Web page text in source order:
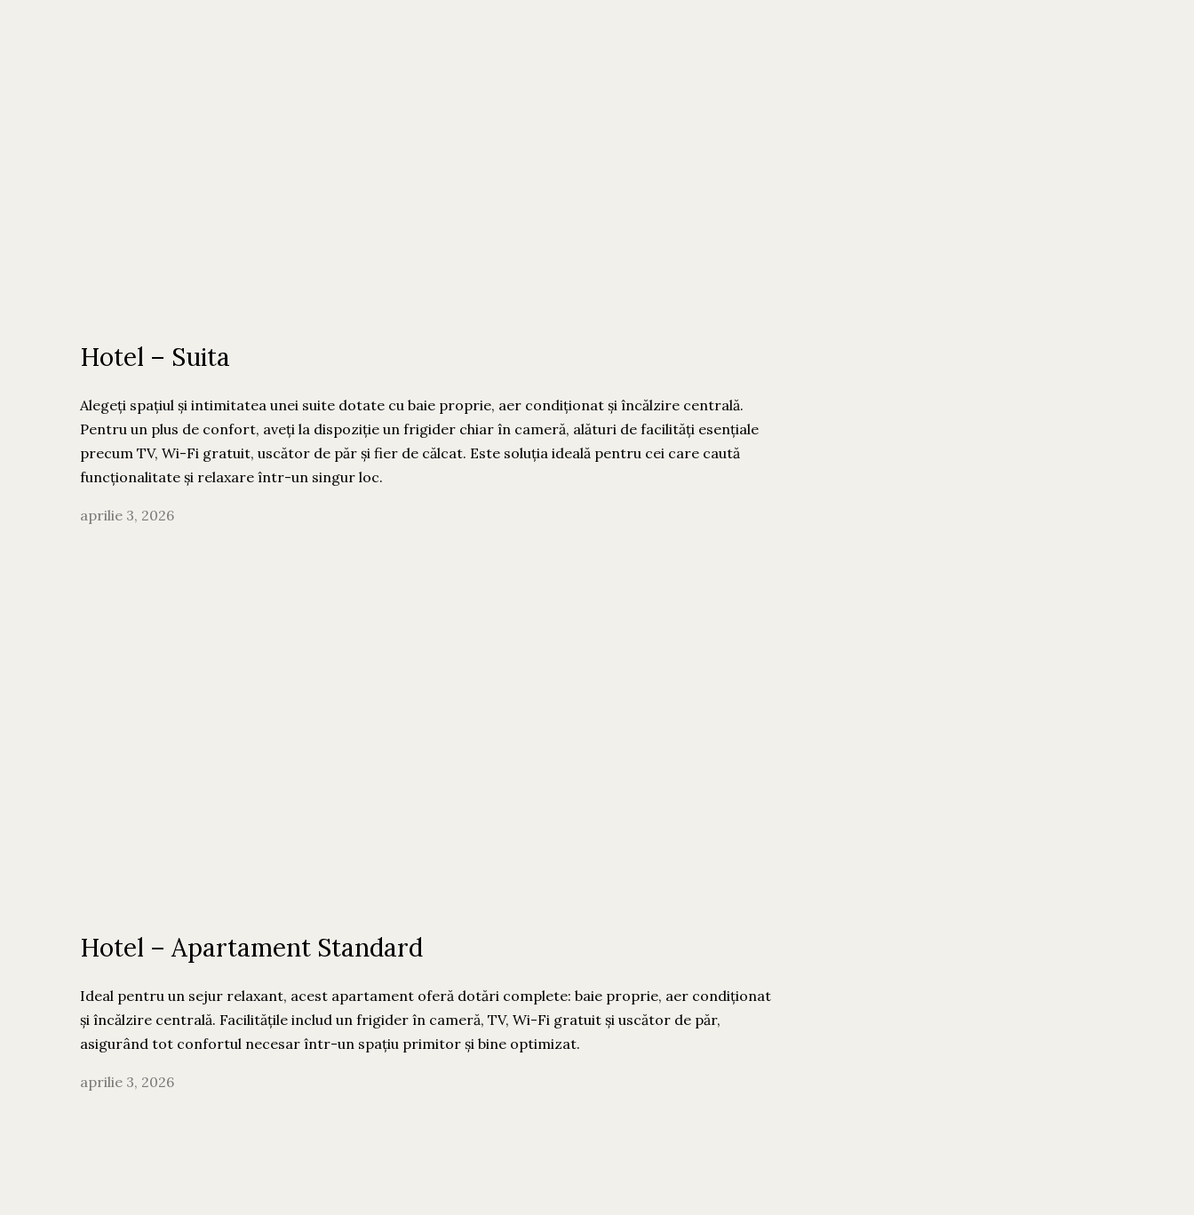
Hotel – Suita
Alegeți spațiul și intimitatea unei suite dotate cu baie proprie, aer condiționat și încălzire centrală.
Pentru un plus de confort, aveți la dispoziție un frigider chiar în cameră, alături de facilități esențiale
precum TV, Wi-Fi gratuit, uscător de păr și fier de călcat. Este soluția ideală pentru cei care caută
funcționalitate și relaxare într-un singur loc.
aprilie 3, 2026
Hotel – Apartament Standard
Ideal pentru un sejur relaxant, acest apartament oferă dotări complete: baie proprie, aer condiționat
și încălzire centrală. Facilitățile includ un frigider în cameră, TV, Wi-Fi gratuit și uscător de păr,
asigurând tot confortul necesar într-un spațiu primitor și bine optimizat.
aprilie 3, 2026